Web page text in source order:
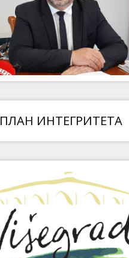
ПЛАН ИНТЕГРИТЕТА